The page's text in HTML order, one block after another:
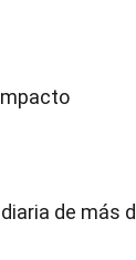
de más